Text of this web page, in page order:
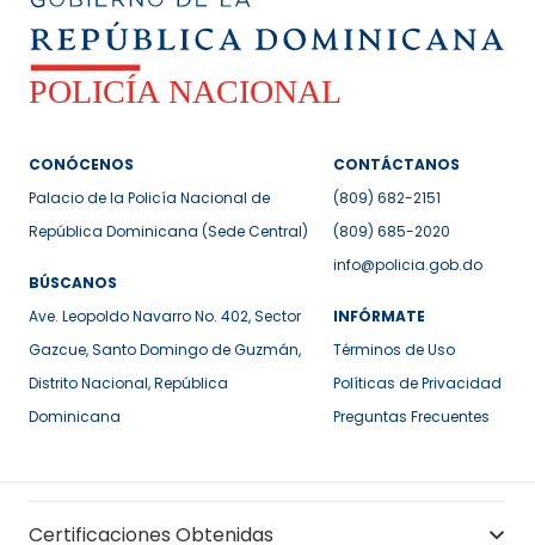
CONÓCENOS
Palacio de la Policía Nacional de
República Dominicana (Sede Central)
BÚSCANOS
Ave. Leopoldo Navarro No. 402, Sector
Gazcue, Santo Domingo de Guzmán,
Distrito Nacional, República
Dominicana
CONTÁCTANOS
(809) 682-2151
(809) 685-2020
info@policia.gob.do
INFÓRMATE
Términos de Uso
Políticas de Privacidad
Preguntas Frecuentes
Certificaciones Obtenidas